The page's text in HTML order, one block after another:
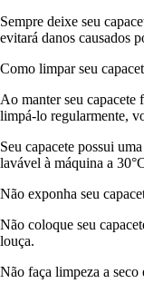
Sempre deixe seu
evitará danos causados
Como limpar seu
Ao manter seu capacete
limpá-lo regularmente,
Seu capacete possui
lavável à máquina a
Não exponha seu
Não coloque seu
louça.
Não faça limpeza a seco